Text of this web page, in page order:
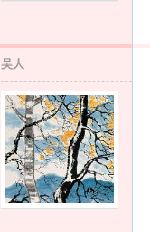
吴人